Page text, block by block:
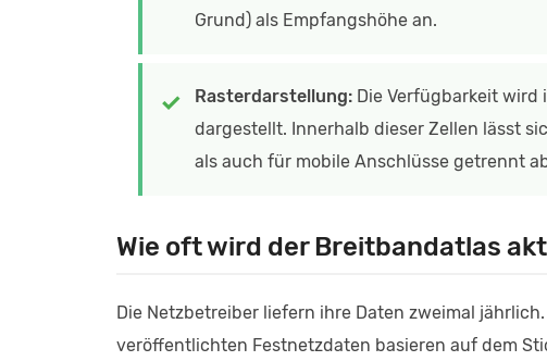
Grund) als Empfangshöhe an.
Rasterdarstellung: Die Verfügbarkeit wird
dargestellt. Innerhalb dieser Zellen lässt
als auch für mobile Anschlüsse getrennt
Wie oft wird der Breitbandatlas
Die Netzbetreiber liefern ihre Daten zweimal
veröffentlichten Festnetzdaten basieren auf dem